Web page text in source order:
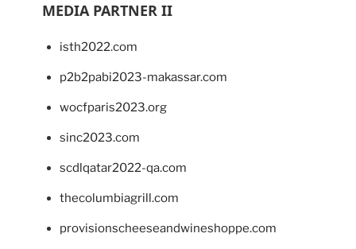
MEDIA PARTNER II
isth2022.com
p2b2pabi2023-makassar.com
wocfparis2023.org
sinc2023.com
scdlqatar2022-qa.com
thecolumbiagrill.com
provisionscheeseandwineshoppe.com